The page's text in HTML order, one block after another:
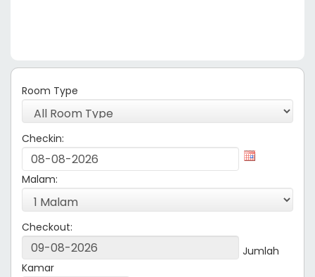
Room Type
Checkin:
Malam:
Checkout:
Jumlah
Kamar